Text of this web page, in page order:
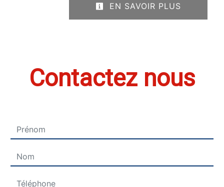
EN SAVOIR PLUS
Contactez nous